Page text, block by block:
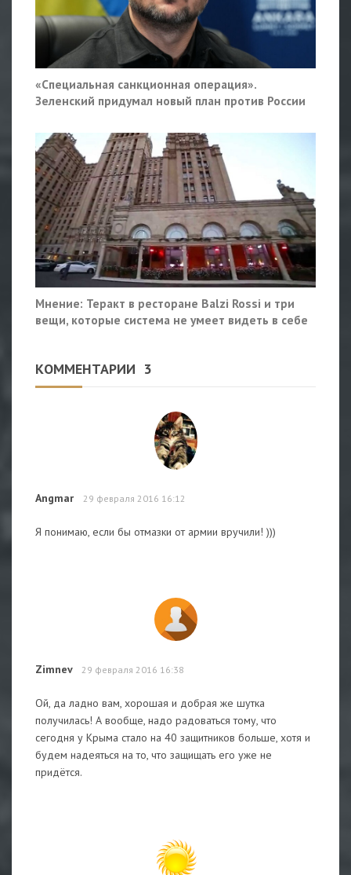
«Специальная санкционная операция».
Зеленский придумал новый план против России
Мнение: Теракт в ресторане Balzi Rossi и три
вещи, которые система не умеет видеть в себе
КОММЕНТАРИИ 3
Angmar 29 февраля 2016 16:12
Я понимаю, если бы отмазки от армии вручили! )))
Zimnev 29 февраля 2016 16:38
Ой, да ладно вам, хорошая и добрая же шутка
получилась! А вообще, надо радоваться тому, что
сегодня у Крыма стало на 40 защитников больше, хотя и
будем надеяться на то, что защищать его уже не
придётся.